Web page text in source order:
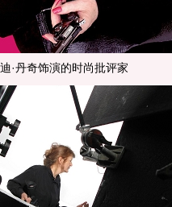
·丹奇饰演的时尚批评家